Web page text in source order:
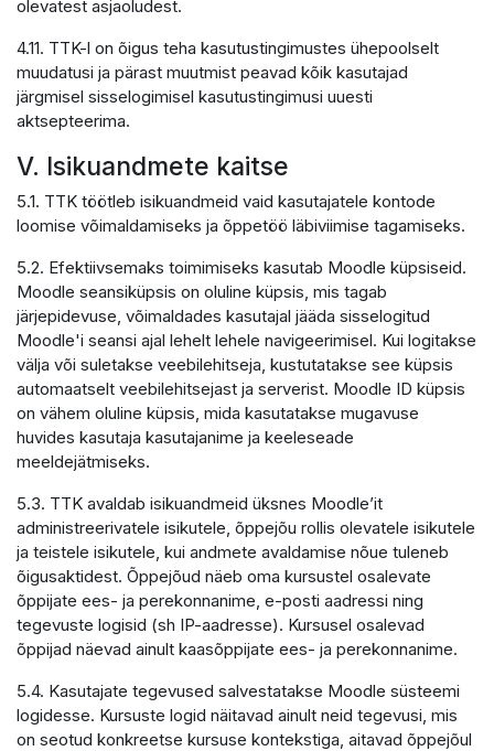
olevatest asjaoludest.
4.11. TTK-l on õigus teha kasutustingimustes ühepoolselt
muudatusi ja pärast muutmist peavad kõik kasutajad
järgmisel sisselogimisel kasutustingimusi uuesti
aktsepteerima.
V. Isikuandmete kaitse
5.1. TTK töötleb isikuandmeid vaid kasutajatele kontode
loomise võimaldamiseks ja õppetöö läbiviimise tagamiseks.
5.2. Efektiivsemaks toimimiseks kasutab Moodle küpsiseid.
Moodle seansiküpsis on oluline küpsis, mis tagab
järjepidevuse, võimaldades kasutajal jääda sisselogitud
Moodle'i seansi ajal lehelt lehele navigeerimisel. Kui logitakse
välja või suletakse veebilehitseja, kustutatakse see küpsis
automaatselt veebilehitsejast ja serverist. Moodle ID küpsis
on vähem oluline küpsis, mida kasutatakse mugavuse
huvides kasutaja kasutajanime ja keeleseade
meeldejätmiseks.
5.3. TTK avaldab isikuandmeid üksnes Moodle’it
administreerivatele isikutele, õppejõu rollis olevatele isikutele
ja teistele isikutele, kui andmete avaldamise nõue tuleneb
õigusaktidest. Õppejõud näeb oma kursustel osalevate
õppijate ees- ja perekonnanime, e-posti aadressi ning
tegevuste logisid (sh IP-aadresse). Kursusel osalevad
õppijad näevad ainult kaasõppijate ees- ja perekonnanime.
5.4. Kasutajate tegevused salvestatakse Moodle süsteemi
logidesse. Kursuste logid näitavad ainult neid tegevusi, mis
on seotud konkreetse kursuse kontekstiga, aitavad õppejõul